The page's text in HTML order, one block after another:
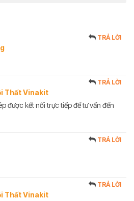
TRẢ LỜI
Thất Vinakit
TRẢ LỜI
được kết nối trực tiếp để tư vấn đến
TRẢ LỜI
Thất Vinakit
TRẢ LỜI